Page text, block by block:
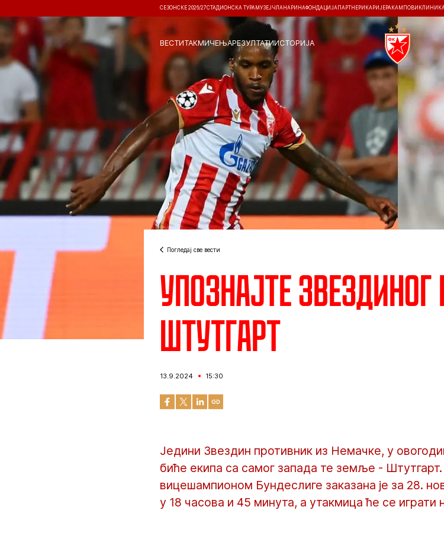
СЕЗОНСКЕ 2026/27СТАДИОНСКА ТУРА МУЗЕЈ ЧЛАНАРИНАФОНДАЦИЈА ПАРТНЕРИ КАРИЈЕРА КАМПОВИ КЛИНИКА
ВЕСТИТАКМИЧЕЊАРЕЗУЛТАТИИСТОРИЈА
Погледај све вести
Упознајте
Штутгарт
13.9.2024 15:30
Једини Звездин противник из Немачке, у
биће екипа са самог запада те земље -
вицешампионом Бундеслиге заказана је за 28.
у 18 часова и 45 минута, а утакмица ће се играти